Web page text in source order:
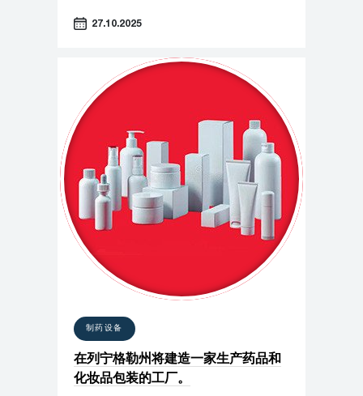
27.10.2025
制药设备
在列宁格勒州将建造一家生产药品和
化妆品包装的工厂。